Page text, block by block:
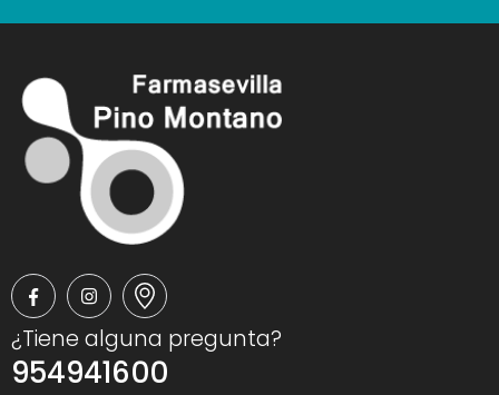
¿Tiene alguna pregunta?
954941600